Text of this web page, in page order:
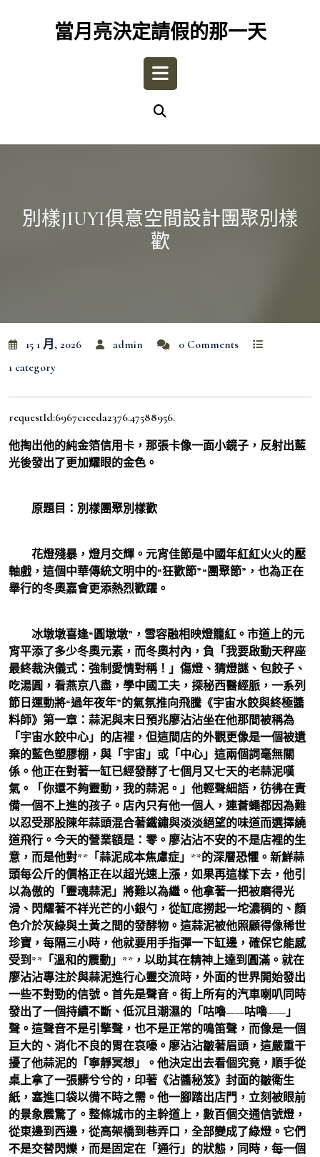
當月亮決定請假的那一天
Open
別樣JIUYI俱意空間設計團聚別樣
歡
15 1 月, 2026 admin
0 Comments
1 category
requestId:6967c1eeda2376.47588956.
他掏出他的純金箔信用卡，那張卡像一面小鏡子，反射出藍
光後發出了更加耀眼的金色。
原題目：別樣團聚別樣歡
花燈殘暴，燈月交輝。元宵佳節是中國年紅紅火火的壓
軸戲，這個中華傳統文明中的“狂歡節”“團聚節”，也為正在
舉行的冬奧嘉會更添熱烈歡躍。
冰墩墩喜逢“圓墩墩”，雪容融相映燈籠紅。市道上的元
宵平添了多少冬奧元素，而冬奧村內，負「我要啟動天秤座
最終裁決儀式：強制愛情對稱！」傷燈、猜燈謎、包餃子、
吃湯圓，看燕京八盡，學中國工夫，探秘西醫經脈，一系列
節日運動將“過年夜年”的氣氛推向飛騰《宇宙水餃與終極醬
料師》第一章：蒜泥與末日預兆廖沾沾坐在他那間被稱為
「宇宙水餃中心」的店裡，但這間店的外觀更像是一個被遺
棄的藍色塑膠棚，與「宇宙」或「中心」這兩個詞毫無關
係。他正在對著一缸已經發酵了七個月又七天的老蒜泥嘆
氣。「你還不夠靈動，我的蒜泥。」他輕聲細語，彷彿在責
備一個不上進的孩子。店內只有他一個人，連蒼蠅都因為難
以忍受那股陳年蒜頭混合著鐵鏽與淡淡絕望的味道而選擇繞
道飛行。今天的營業額是：零。廖沾沾不安的不是店裡的生
意，而是他對**「蒜泥成本焦慮症」**的深層恐懼。新鮮蒜
頭每公斤的價格正在以超光速上漲，如果再這樣下去，他引
以為傲的「靈魂蒜泥」將難以為繼。他拿著一把被磨得光
滑、閃耀著不祥光芒的小銀勺，從缸底撈起一坨濃稠的、顏
色介於灰綠與土黃之間的發酵物。這蒜泥被他照顧得像稀世
珍寶，每隔三小時，他就要用手指彈一下缸邊，確保它能感
受到**「溫和的震動」**，以助其在精神上達到圓滿。就在
廖沾沾專注於與蒜泥進行心靈交流時，外面的世界開始發出
一些不對勁的信號。首先是聲音。街上所有的汽車喇叭同時
發出了一個持續不斷、低沉且潮濕的「咕嚕——咕嚕——」
聲。這聲音不是引擎聲，也不是正常的鳴笛聲，而像是一個
巨大的、消化不良的胃在哀嚎。廖沾沾皺著眉頭，這嚴重干
擾了他蒜泥的「寧靜冥想」。他決定出去看個究竟，順手從
桌上拿了一張髒兮兮的，印著《沾醬秘笈》封面的皺衛生
紙，塞進口袋以備不時之需。他一腳踏出店門，立刻被眼前
的景象震驚了。整條城市的主幹道上，數百個交通信號燈，
從東邊到西邊，從高架橋到巷弄口，全部變成了綠燈。它們
不是交替閃爍，而是固定在「通行」的狀態，同時，每一個